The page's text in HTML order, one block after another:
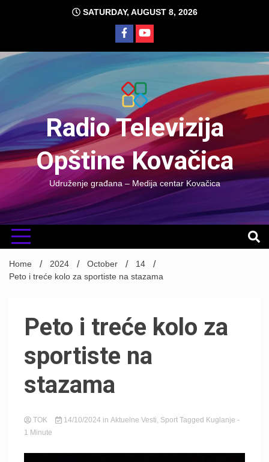
SATURDAY, AUGUST 8, 2026
Radio Televizija
Opštine Kovačica
Udruženje građana – Medija centar Kovačica
Home 2024 October
14
Peto i treće kolo za sportiste na stazama
Peto i treće kolo za
sportiste na
stazama
TOK 14/10/2024 in Aktuelne Vesti, Sport Tagged Kuglanje -
1 Minute